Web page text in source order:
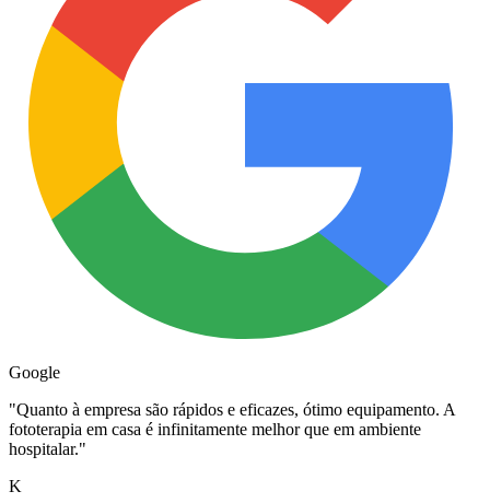
Google
"Quanto à empresa são rápidos e eficazes, ótimo equipamento. A
fototerapia em casa é infinitamente melhor que em ambiente
hospitalar."
K